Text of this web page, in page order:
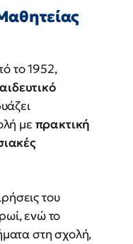
το 1952,
με πρακτική
του
ενώ το
στη σχολή,